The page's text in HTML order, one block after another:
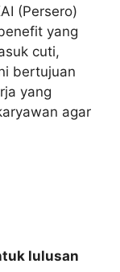
(Persero)
yang
cuti,
bertujuan
yang
agar
lulusan